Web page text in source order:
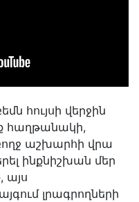
հույսի վերջին
հաղթանակի,
աշխարհի վրա
ինքնիշխան մեր
այս
լրագրողների